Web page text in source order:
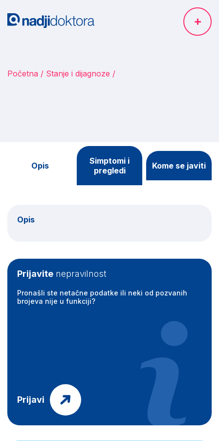
Početna Stanje i dijagnoze
Opis
Simptomi i
pregledi
Kome se javiti
Opis
Prijavite nepravilnost
Pronašli ste netačne podatke ili neki od pozvanih
brojeva nije u funkciji?
Prijavi